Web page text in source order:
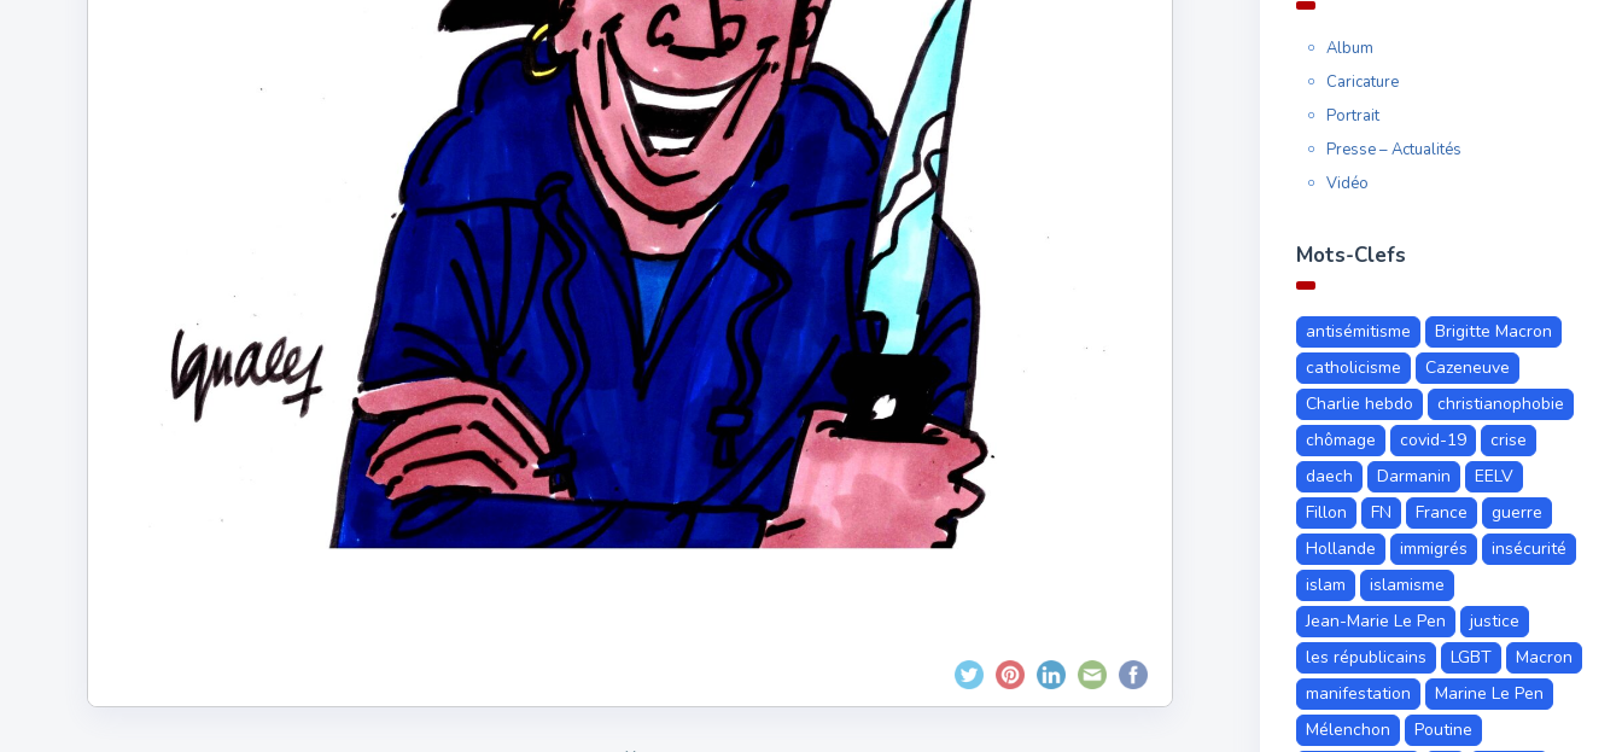
Album
Caricature
Portrait
Presse – Actualités
Vidéo
Mots-Clefs
antisémitisme
Brigitte Macron
catholicisme
Cazeneuve
Charlie hebdo
christianophobie
chômage
covid-19
crise
daech
Darmanin
EELV
Fillon
FN France
guerre
Hollande
immigrés
insécurité
islam
islamisme
Jean-Marie Le Pen
justice
les républicains
LGBT
Macron
manifestation
Marine Le Pen
Mélenchon
Poutine